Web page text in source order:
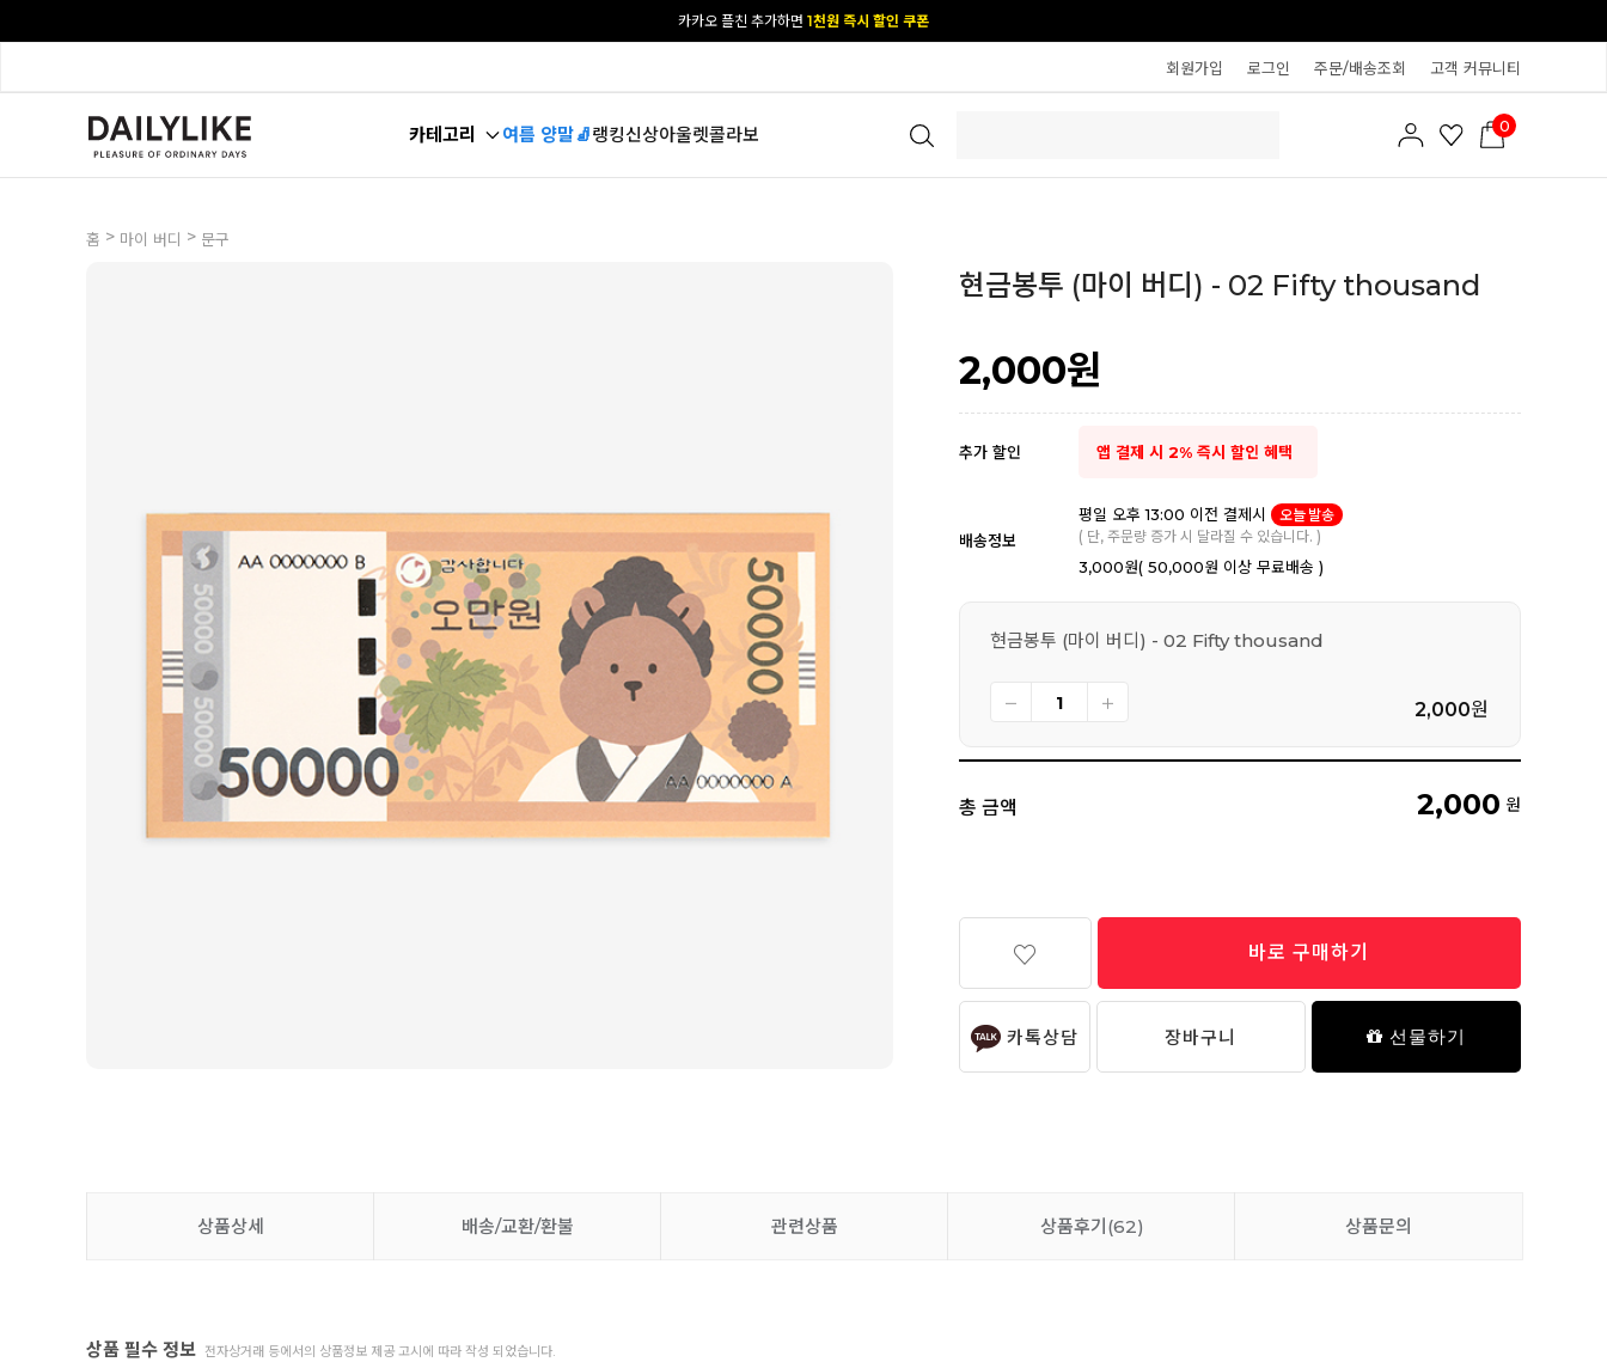
[공식몰 단독] 앱 다운받고2% 결제 할인 받기
회원가입 로그인 주문/배송조회 고객 커뮤니티
카테고리 여름 양말🧦랭킹신상아울렛콜라보 0
홈 > 마이 버디 > 문구
현금봉투 (마이 버디) - 02 Fifty thousand
2,000원
추가 할인 앱 결제 시 2% 즉시 할인 혜택
배송정보
평일 오후 13:00 이전 결제시
오늘 발송
( 단, 주문량 증가 시 달라질 수 있습니다. )
3,000원( 50,000원 이상 무료배송 )
현금봉투 (마이 버디) - 02 Fifty thousand
2,000원
총 금액 2,000 원
바로 구매하기
카톡상담 장바구니 선물하기
상품상세 배송/교환/환불 관련상품 상품후기(62) 상품문의
상품 필수 정보 전자상거래 등에서의 상품정보 제공 고시에 따라 작성 되었습니다.